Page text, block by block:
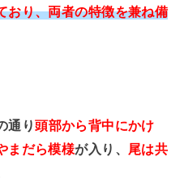
おり、両者の特徴を兼ね備
通り頭部から背中にかけ
まだら模様が入り、 尾は共